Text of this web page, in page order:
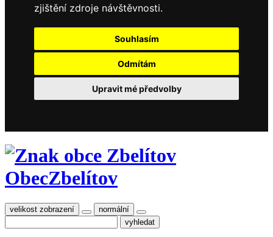
zjištění zdroje návštěvnosti.
Souhlasím
Odmítám
Upravit mé předvolby
ObecZbelítov
velikost zobrazení normální